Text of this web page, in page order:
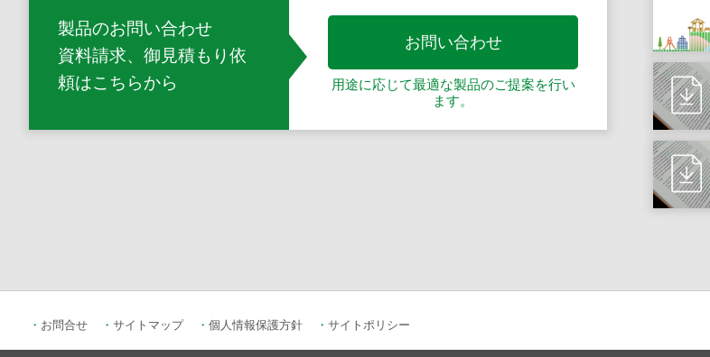
製品のお問い合わせ
資料請求、御見積もり依
頼はこちらから
お問い合わせ
用途に応じて最適な製品のご提案を行い
ます。
お問合せ サイトマップ 個人情報保護方針 サイトポリシー